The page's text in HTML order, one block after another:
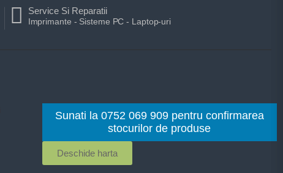
Service Si Reparatii
Imprimante - Sisteme PC - Laptop-uri
Sunati la 0752 069 909 pentru confirmarea
stocurilor de produse
Deschide harta